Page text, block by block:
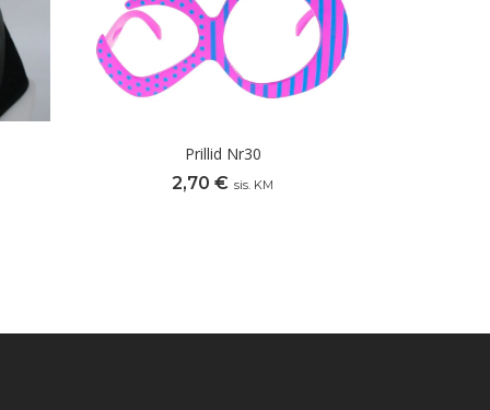
Prillid Nr30
2,70 € sis. KM